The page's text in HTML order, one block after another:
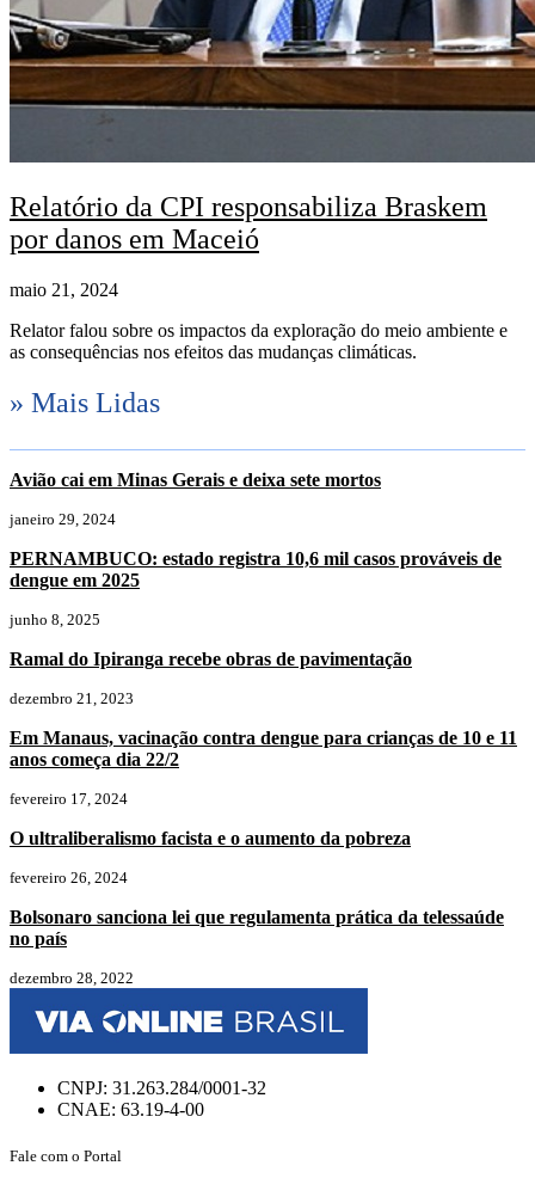
Relatório da CPI responsabiliza Braskem
por danos em Maceió
maio 21, 2024
Relator falou sobre os impactos da exploração do meio ambiente e
as consequências nos efeitos das mudanças climáticas.
» Mais Lidas
Avião cai em Minas Gerais e deixa sete mortos
janeiro 29, 2024
PERNAMBUCO: estado registra 10,6 mil casos prováveis de
dengue em 2025
junho 8, 2025
Ramal do Ipiranga recebe obras de pavimentação
dezembro 21, 2023
Em Manaus, vacinação contra dengue para crianças de 10 e 11
anos começa dia 22/2
fevereiro 17, 2024
O ultraliberalismo facista e o aumento da pobreza
fevereiro 26, 2024
Bolsonaro sanciona lei que regulamenta prática da telessaúde
no país
dezembro 28, 2022
CNPJ: 31.263.284/0001-32
CNAE: 63.19-4-00
Fale com o Portal